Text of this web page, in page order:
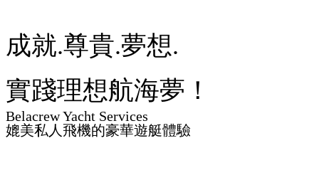
成就.尊貴.夢想.
實踐理想航海夢！
Belacrew Yacht Services
媲美私人飛機的豪華遊艇體驗